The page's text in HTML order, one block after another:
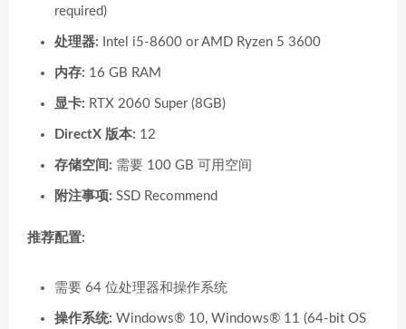
required)
处理器: Intel i5-8600 or AMD Ryzen 5 3600
内存: 16 GB RAM
显卡: RTX 2060 Super (8GB)
DirectX 版本: 12
存储空间: 需要 100 GB 可用空间
附注事项: SSD Recommend
推荐配置:
需要 64 位处理器和操作系统
操作系统: Windows® 10, Windows® 11 (64-bit OS